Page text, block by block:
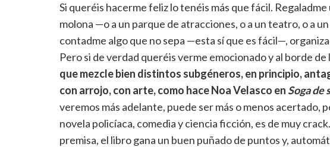
Si queréis hacerme feliz lo tenéis más que fácil.
molona —o a un parque de atracciones, o a un teatro, o a
contadme algo que no sepa —esta sí que es fácil—,
Pero si de verdad queréis verme emocionado y al borde de
que mezcle bien distintos subgéneros, en principio,
con arrojo, con arte, como hace Noa Velasco en Soga de
veremos más adelante, puede ser más o menos
novela policíaca, comedia y ciencia ficción, es de muy
premisa, el libro gana un buen puñado de puntos y,